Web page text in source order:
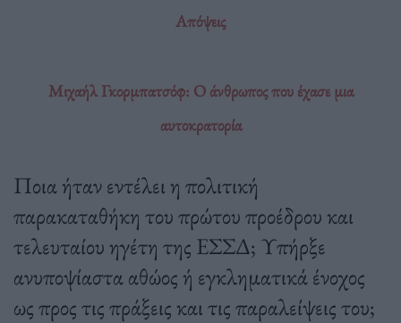
Απόψεις
Μιχαήλ Γκορμπατσόφ: Ο άνθρωπος που έχασε μια
αυτοκρατορία
Ποια ήταν εντέλει η πολιτική
παρακαταθήκη του πρώτου προέδρου και
τελευταίου ηγέτη της ΕΣΣΔ; Υπήρξε
ανυποψίαστα αθώος ή εγκληματικά ένοχος
ως προς τις πράξεις και τις παραλείψεις του;